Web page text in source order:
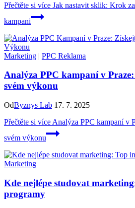
Přečtěte si více Jak nastavit sklik: Krok
kampani
Marketing | PPC Reklama
Analýza PPC kampaní v
svém výkonu
OdByznys Lab 17. 7. 2025
Přečtěte si více Analýza PPC kampaní v
svém výkonu
Marketing
Kde nejlépe studovat
programy